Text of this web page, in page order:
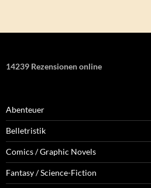
14239 Rezensionen online
Abenteuer
Belletristik
Comics / Graphic Novels
Fantasy / Science-Fiction